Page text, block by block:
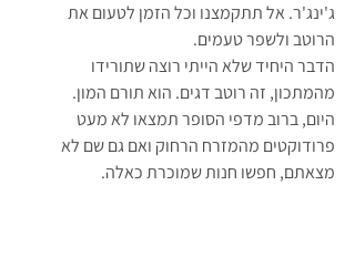
ג'ינג'ר. אל תתקמצנו וכל הזמן לטעום את
הרוטב ולשפר טעמים.
הדבר היחיד שלא הייתי רוצה שתורידו
מהמתכון, זה רוטב דגים. הוא תורם המון.
היום, ברוב מדפי הסופר תמצאו לא מעט
פרודוקטים מהמזרח הרחוק ואם גם שם לא
מצאתם, חפשו חנות שמוכרת כאלה.